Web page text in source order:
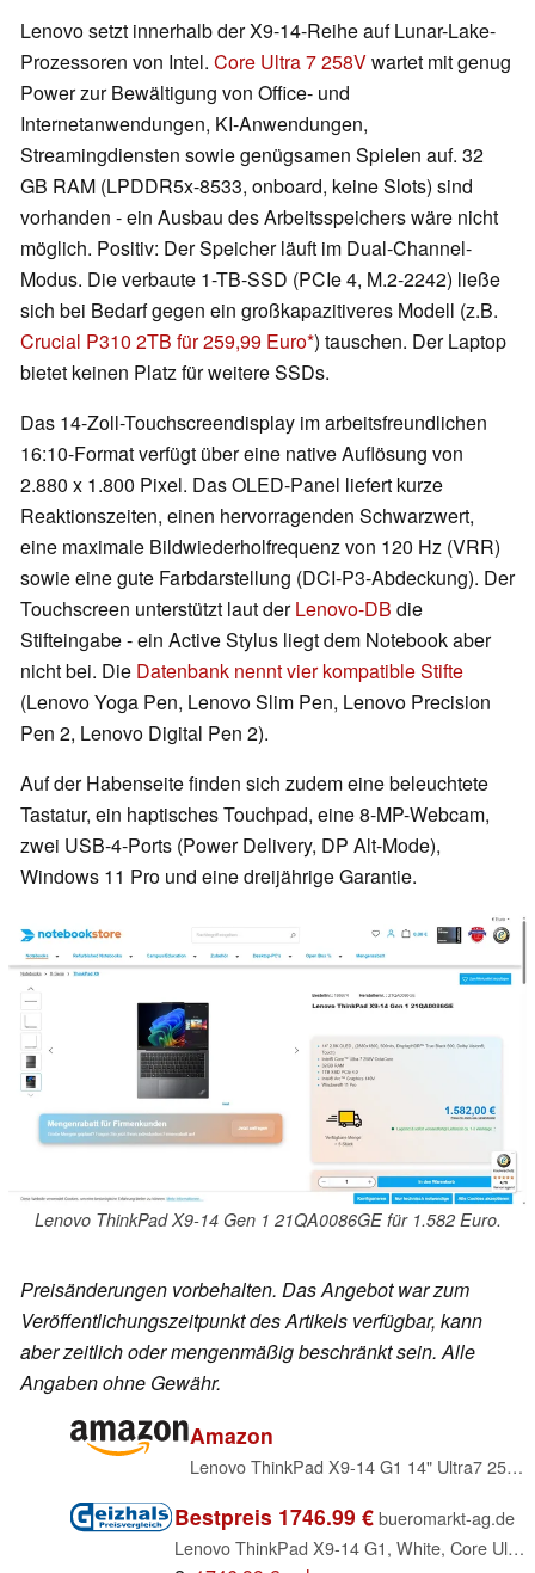
Lenovo setzt innerhalb der X9-14-Reihe auf Lunar-Lake-
Prozessoren von Intel. Core Ultra 7 258Vwartet mit genug
Power zur Bewältigung von Office- und
Internetanwendungen, KI-Anwendungen,
Streamingdiensten sowie genügsamen Spielen auf. 32
GB RAM (LPDDR5x-8533, onboard, keine Slots) sind
vorhanden - ein Ausbau des Arbeitsspeichers wäre nicht
möglich. Positiv: Der Speicher läuft im Dual-Channel-
Modus. Die verbaute 1-TB-SSD (PCIe 4, M.2-2242) ließe
sich bei Bedarf gegen ein großkapazitiveres Modell (z.B.
Crucial P310 2TB für 259,99 Euro ) tauschen. Der Laptop
bietet keinen Platz für weitere SSDs.
Das 14-Zoll-Touchscreendisplay im arbeitsfreundlichen
16:10-Format verfügt über eine native Auflösung von
2.880 x 1.800 Pixel. Das OLED-Panel liefert kurze
Reaktionszeiten, einen hervorragenden Schwarzwert,
eine maximale Bildwiederholfrequenz von 120 Hz (VRR)
sowie eine gute Farbdarstellung (DCI-P3-Abdeckung). Der
Touchscreen unterstützt laut derLenovo-DB die
Stifteingabe - ein Active Stylus liegt dem Notebook aber
nicht bei. Die Datenbank nennt vier kompatible Stifte
(Lenovo Yoga Pen, Lenovo Slim Pen, Lenovo Precision
Pen 2, Lenovo Digital Pen 2).
Auf der Habenseite finden sich zudem eine beleuchtete
Tastatur, ein haptisches Touchpad, eine 8-MP-Webcam,
zwei USB-4-Ports (Power Delivery, DP Alt-Mode),
Windows 11 Pro und eine dreijährige Garantie.
Lenovo ThinkPad X9-14 Gen 1 21QA0086GE für 1.582 Euro.
Preisänderungen vorbehalten. Das Angebot war zum
Veröffentlichungszeitpunkt des Artikels verfügbar, kann
aber zeitlich oder mengenmäßig beschränkt sein. Alle
Angaben ohne Gewähr.
Amazon
Lenovo ThinkPad X9-14 G1 14" Ultra7 258V 32/1TB 2.8K W11P
Bestpreis 1746.99 € bueromarkt-ag.de
Lenovo ThinkPad X9-14 G1, White, Core Ultra 7 258V, 32GB RAM, 1TB SSD, DE (21QA0086GE)